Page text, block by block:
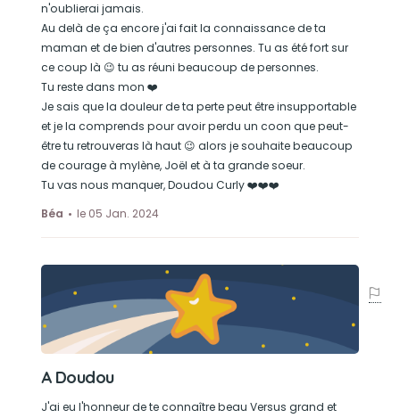
n'oublierai jamais.
Au delà de ça encore j'ai fait la connaissance de ta
maman et de bien d'autres personnes. Tu as été fort sur
ce coup là 😉 tu as réuni beaucoup de personnes.
Tu reste dans mon ❤️
Je sais que la douleur de ta perte peut être insupportable
et je la comprends pour avoir perdu un coon que peut-
être tu retrouveras là haut 😉 alors je souhaite beaucoup
de courage à mylène, Joël et à ta grande soeur.
Tu vas nous manquer, Doudou Curly ❤️❤️❤️
Béa
le 05 Jan. 2024
A Doudou
J'ai eu l'honneur de te connaître beau Versus grand et